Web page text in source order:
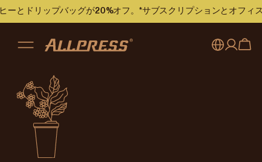
ーとドリップバッグが20%オフ。*サブスクリプションとオフィ
Not available
This content is not available inJapan (日本語).
Go to theJapan (日本語) home page